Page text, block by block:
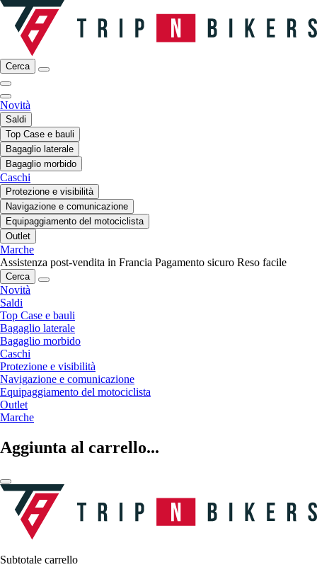
Cerca
Novità
Saldi
Top Case e bauli
Bagaglio laterale
Bagaglio morbido
Caschi
Protezione e visibilità
Navigazione e comunicazione
Equipaggiamento del motociclista
Outlet
Marche
Assistenza post-vendita in Francia Pagamento sicuro Reso facile
Cerca
Novità
Saldi
Top Case e bauli
Bagaglio laterale
Bagaglio morbido
Caschi
Protezione e visibilità
Navigazione e comunicazione
Equipaggiamento del motociclista
Outlet
Marche
Aggiunta al carrello...
Subtotale carrello